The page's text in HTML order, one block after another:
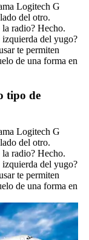
Logitech G
del otro.
radio? Hecho.
izquierda del yugo?
te permiten
de una forma en
tipo de
Logitech G
del otro.
radio? Hecho.
izquierda del yugo?
te permiten
de una forma en